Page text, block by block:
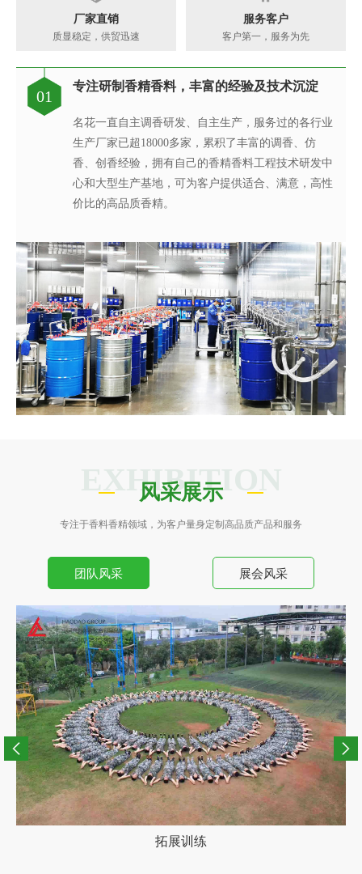
厂家直销
质显稳定，供贸迅速
服务客户
客户第一，服务为先
01
专注研制香精香料，丰富的经验及技术沉淀
名花一直自主调香研发、自主生产，服务过的各行业
生产厂家已超18000多家，累积了丰富的调香、仿
香、创香经验，拥有自己的香精香料工程技术研发中
心和大型生产基地，可为客户提供适合、满意，高性
价比的高品质香精。
02
香精香料工程技术研究中心，可满足客户不同
名花凝聚了一支博士专家组成的创新团队，与国内多
所院校建立起产、学、研合作，获得发明专利19项，
承担有国家、省、市级科技创新项目5项，已建成广
东省香精香料工程技术研究中心。
03
每一味香皆是调香师对香味的极致追求
创香是建立在大量应用研究与体验感受，集科学与艺
术于一体的创造性活动。名花调香师感知生活的美
好，捕捉灵感的瞬间，感受香之魂与香之韵，研发创
造出令人愉悦的香精香料产品；同时在保证安全、稳
定、健康的条件下，每一味香皆是名花调香师对香味
04
针对客户的要求提供相应的香精应用服务
名花的应用及技术服务中心，汇聚了多位优秀的技术
工程师从事香精香料在各类产品中的开发应用，同
时，名花也积极参与客户的产品研究与开发过程，针
对客户的要求提供相应的香精应用服务，协助我们客
户的新品开发提供具有更高效率、更高质量的技术服
05
完善的质量管理体系、先进的检验设备
名花质量保证体系由多位工作严谨、经验丰富的检验
技术人员组成，基于高素质的质量管理团队、完善的
质量管理体系、先进的检验检测设备，我们从原料、
半成品到成品的全流程有效监控，确保了产品稳定性
和安全性。
06
专注研制香精香料，丰富的经验及技术沉淀
名花一直自主调香研发、自主生产，服务过的各行业
生产厂家已超18000多家，累积了丰富的调香、仿
香、创香经验，拥有自己的香精香料工程技术研发中
心和大型生产基地，可为客户提供适合、满意，高性
价比的高品质香精。
07
现代化高标准香精生产基地
名花斥巨资在广东省清远市建成新的高标准香精生产
基地，配置有先进的现代化香精生产线，目前年产量
达8000吨以上，为名花强大稳定的供货能力及远超出
同行业的交货速度奠定了坚实的基础，稳定持续地为
厂商提供高品质香精!
08
真心酿香味 芬芳传五洲
名花公司之所以能在业务上发展迅速，很大程度是我
们从客户的角度着想，不断满足客户对提高其产品质
量以及缩短交货期的需求，对于客户的紧急要求，公
司启动应急机制并发挥遍布全球88个销售服务网点的
专业高效优势，及时解决客户之急。
EXHIBITION
风采展示
专注于香料香精领域，为客户量身定制高品质产品和服务
团队风采 展会风采